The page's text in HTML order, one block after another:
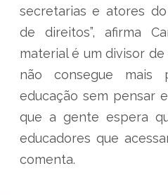
secretarias e atores
de direitos”, afirma
material é um divisor
não consegue mais
educação sem pensar
que a gente espera
educadores que
comenta.